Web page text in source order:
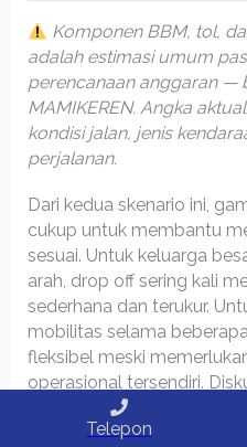
Komponen BBM, tol,
adalah estimasi umum
perencanaan anggaran —
MAMIKEREN. Angka
kondisi jalan, jenis
perjalanan.
Dari kedua skenario ini,
cukup untuk membantu
sesuai. Untuk keluarga
arah, drop off sering kali
sederhana dan terukur.
mobilitas selama
fleksibel meski
operasional tersendiri.
mendapat gambaran total
situasi Anda.
Telepon